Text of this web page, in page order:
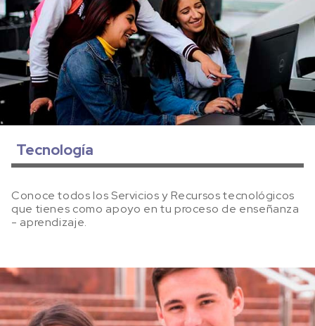
Tecnología
Conoce todos los Servicios y Recursos tecnológicos
que tienes como apoyo en tu proceso de enseñanza
- aprendizaje.